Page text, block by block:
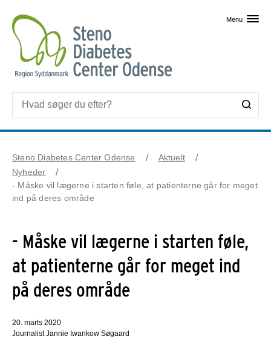
Menu
Steno Diabetes Center Odense
Aktuelt
Nyheder
- Måske vil lægerne i starten føle, at patienterne går for meget
ind på deres område
- Måske vil lægerne i starten føle,
at patienterne går for meget ind
på deres område
20. marts 2020
Journalist Jannie Iwankow Søgaard